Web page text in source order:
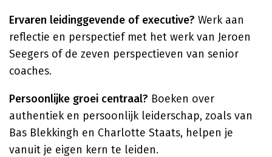
Ervaren leidinggevende of executive? Werk aan
reflectie en perspectief met het werk van Jeroen
Seegers of de zeven perspectieven van senior
coaches.
Persoonlijke groei centraal? Boeken over
authentiek en persoonlijk leiderschap, zoals van
Bas Blekkingh en Charlotte Staats, helpen je
vanuit je eigen kern te leiden.